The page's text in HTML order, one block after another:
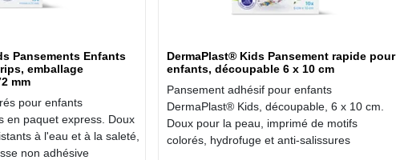
Pansements Enfants
emballage
mm
pour enfants
en paquet express. Doux
à l'eau et à la saleté,
non adhésive
DermaPlast® Kids Pansement rapide pour
enfants, découpable 6 x 10 cm
Pansement adhésif pour enfants
DermaPlast® Kids, découpable, 6 x 10 cm.
Doux pour la peau, imprimé de motifs
colorés, hydrofuge et anti-salissures